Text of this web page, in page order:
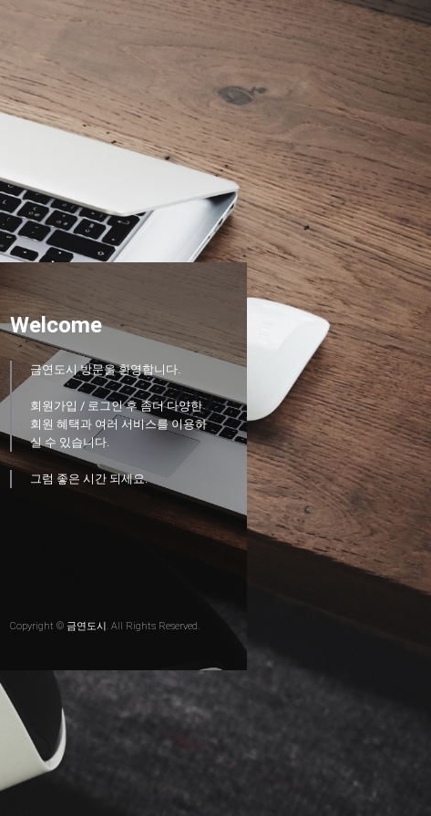
Welcome
금연도시 방문을 환영합니다.
회원가입 / 로그인 후 좀더 다양한
회원 혜택과 여러 서비스를 이용하
실 수 있습니다.
그럼 좋은 시간 되세요.
Copyright © 금연도시. All Rights Reserved.